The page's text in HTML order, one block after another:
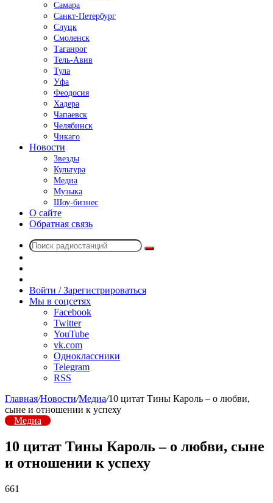
Самара
Санкт-Петербург
Слуцк
Смоленск
Таганрог
Тель-Авив
Тула
Уфа
Феодосия
Хадера
Чапаевск
Челябинск
Чикаго
Новости
Звезды
Культура
Медиа
Музыка
Шоу-бизнес
О сайте
Обратная связь
Поиск
радио
Войти / Зарегистрироваться
Мы в соцсетях
Facebook
Twitter
YouTube
vk.com
Одноклассники
Telegram
RSS
Главная/Новости/Медиа/10 цитат Тины Кароль – о любви,
сыне и отношении к успеху
Медиа
10 цитат Тины Кароль – о любви, сыне
и отношении к успеху
661